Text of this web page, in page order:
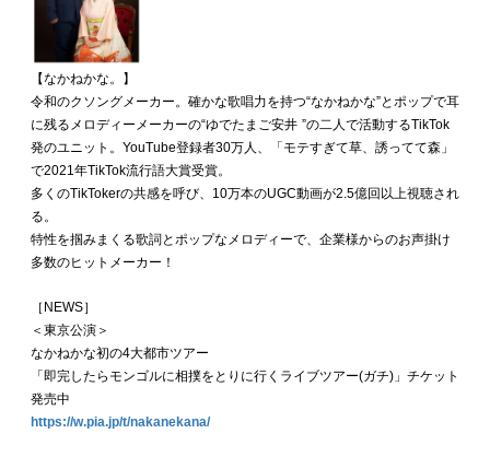
【なかねかな。】
令和のクソングメーカー。確かな歌唱⼒を持つ“なかねかな”とポップで⽿
に残るメロディーメーカーの“ゆでたまご安井 ”の⼆⼈で活動するTikTok
発のユニット。YouTube登録者30万人、「モテすぎて草、誘ってて森」
で2021年TikTok流行語大賞受賞。
多くのTikTokerの共感を呼び、10万本のUGC動画が2.5億回以上視聴され
る。
特性を掴みまくる歌詞とポップなメロディーで、企業様からのお声掛け
多数のヒットメーカー！
［NEWS］
＜東京公演＞
なかねかな初の4大都市ツアー
「即完したらモンゴルに相撲をとりに行くライブツアー(ガチ)」チケット
発売中
https://w.pia.jp/t/nakanekana/